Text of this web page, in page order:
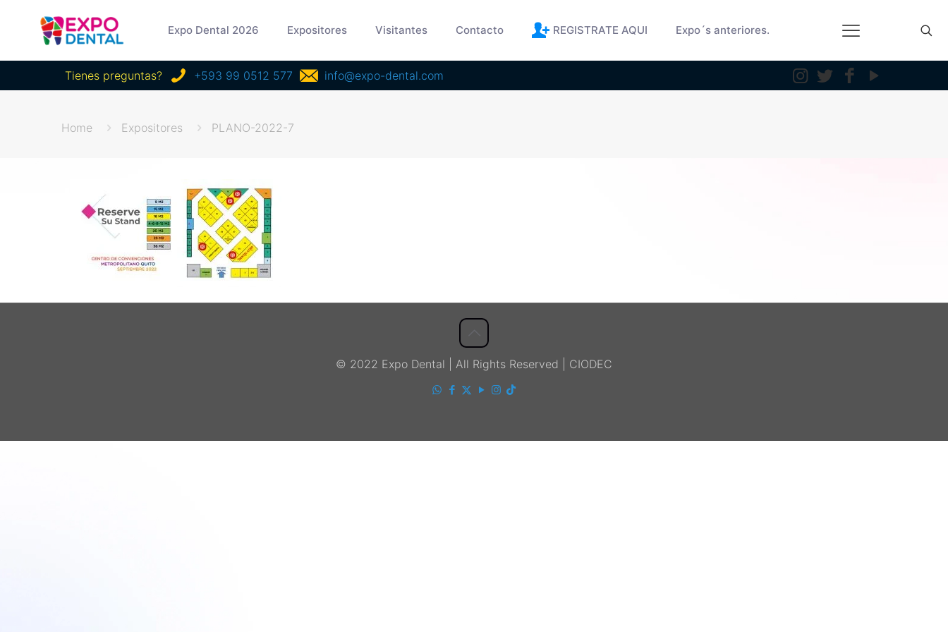
Expo Dental 2026 Expositores Visitantes Contacto REGISTRATE AQUI Expo´s anteriores.
Tienes preguntas? +593 99 0512 577 info@expo-dental.com
Home Expositores PLANO-2022-7
© 2022 Expo Dental | All Rights Reserved | CIODEC